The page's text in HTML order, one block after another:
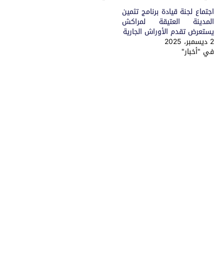
اجتماع لجنة قيادة برنامج تثمين
المدينة العتيقة لمراكش
يستعرض تقدم الأوراش الجارية
2 ديسمبر، 2025
في "أخبار"